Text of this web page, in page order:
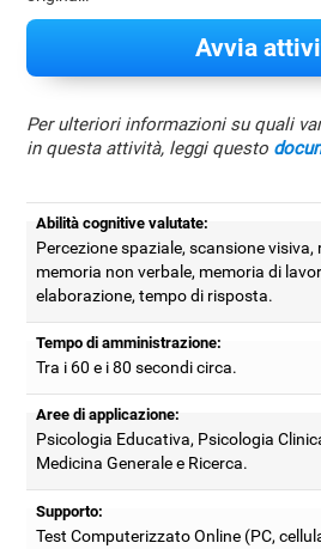
Avvia
Per ulteriori informazioni su quali
in questa attività, leggi questo
Abilità cognitive valutate:
Percezione spaziale, scansione
memoria non verbale, memoria di
elaborazione, tempo di risposta.
Tempo di amministrazione:
Tra i 60 e i 80 secondi circa.
Aree di applicazione:
Psicologia Educativa, Psicologia
Medicina Generale e Ricerca.
Supporto:
Test Computerizzato Online (PC,